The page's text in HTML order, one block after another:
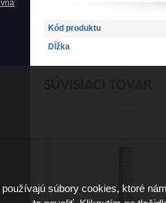
Kód produktu
Dĺžka
súbory cookies, ktoré